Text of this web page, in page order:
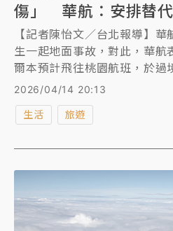
傷」 華航：安排替
【記者陳怡文／台北報導】
生一起地面事故，對此，華
爾本預計飛往桃園航班，於過
橋碰撞，依目的地協助安排替
2026/04/14 20:13
生活 旅遊